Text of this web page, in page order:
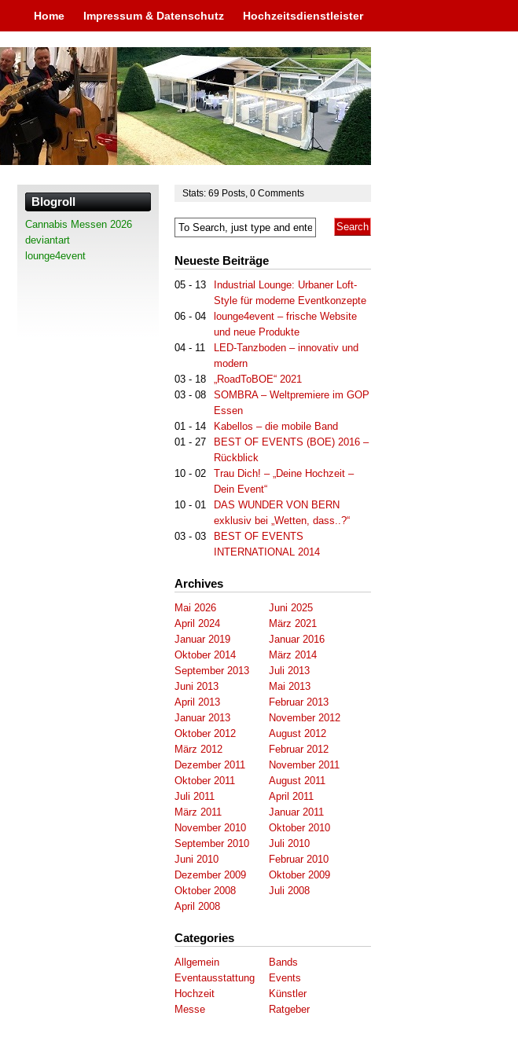
Home Impressum & Datenschutz Hochzeitsdienstleister
Stats: 69 Posts 0 Comments
Neueste Beiträge
05 - 13
Industrial Lounge: Urbaner Loft-
Style für moderne Eventkonzepte
06 - 04
lounge4event – frische Website
und neue Produkte
04 - 11
LED-Tanzboden – innovativ und
modern
03 - 18
„RoadToBOE“ 2021
03 - 08
SOMBRA – Weltpremiere im GOP
Essen
01 - 14
Kabellos – die mobile Band
01 - 27
BEST OF EVENTS (BOE) 2016 –
Rückblick
10 - 02
Trau Dich! – „Deine Hochzeit –
Dein Event“
10 - 01
DAS WUNDER VON BERN
exklusiv bei „Wetten, dass..?“
03 - 03
BEST OF EVENTS
INTERNATIONAL 2014
Archives
Mai 2026
Juni 2025
April 2024
März 2021
Januar 2019
Januar 2016
Oktober 2014
März 2014
September 2013
Juli 2013
Juni 2013
Mai 2013
April 2013
Februar 2013
Januar 2013
November 2012
Oktober 2012
August 2012
März 2012
Februar 2012
Dezember 2011
November 2011
Oktober 2011
August 2011
Juli 2011
April 2011
März 2011
Januar 2011
November 2010
Oktober 2010
September 2010
Juli 2010
Juni 2010
Februar 2010
Dezember 2009
Oktober 2009
Oktober 2008
Juli 2008
April 2008
Categories
Allgemein
Bands
Eventausstattung
Events
Hochzeit
Künstler
Messe
Ratgeber
Blogroll
Cannabis Messen 2026
deviantart
lounge4event